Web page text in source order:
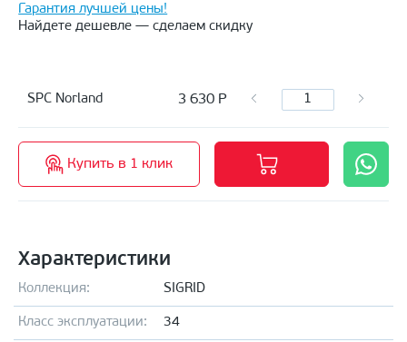
Гарантия лучшей цены!
Найдете дешевле — сделаем скидку
SPC Norland 3 630 Р
Купить в 1 клик
Характеристики
Коллекция: SIGRID
Класс эксплуатации: 34